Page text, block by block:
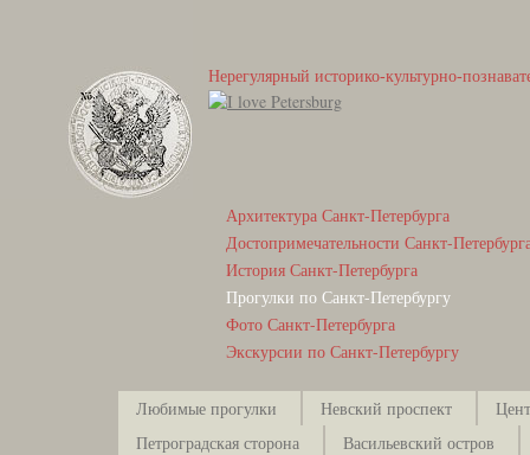
Нерегулярный историко-культурно-
Архитектура Санкт-Петербурга
Достопримечательности Санкт-
История Санкт-Петербурга
Прогулки по Санкт-Петербургу
Фото Санкт-Петербурга
Экскурсии по Санкт-Петербургу
Любимые прогулки Невский проспект
Петроградская сторона
Васильевский остров